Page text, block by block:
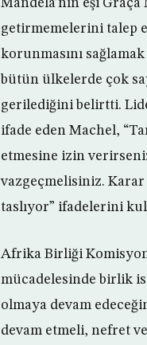
Mandela’nın eşi
getirmemelerini talep
korunmasını
bütün ülkelerde çok
gerilediğini belirtti.
ifade eden Machel,
etmesine izin
vazgeçmelisiniz.
taslıyor” ifadelerini
Afrika Birliği
mücadelesinde birlik
olmaya devam
devam etmeli, nefret